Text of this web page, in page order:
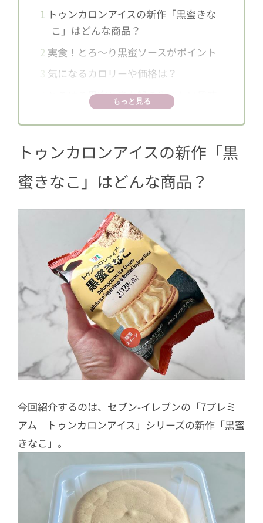
1 トゥンカロンアイスの新作「黒蜜きな
こ」はどんな商品？
2 実食！とろ～り黒蜜ソースがポイント
気になるカロリーや価格は？
とろける黒蜜ときな粉のやさしい風味
もっと見る
トゥンカロンアイスの新作「黒
蜜きなこ」はどんな商品？
今回紹介するのは、セブン-イレブンの「7プレミ
アム トゥンカロンアイス」シリーズの新作「黒蜜
きなこ」。